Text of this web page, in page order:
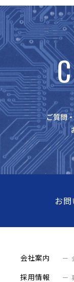
ご質問
お
会社案内
採用情報